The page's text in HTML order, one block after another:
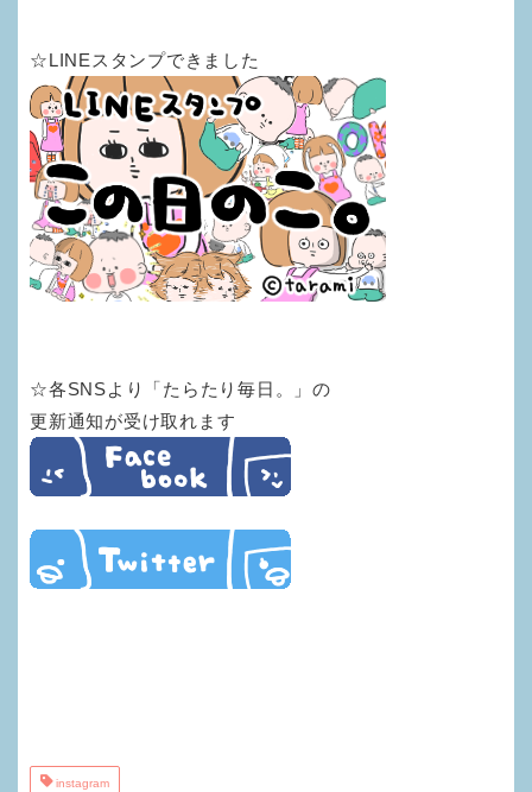
☆LINEスタンプできました
☆各SNSより「たらたり毎日。」の
更新通知が受け取れます
instagram